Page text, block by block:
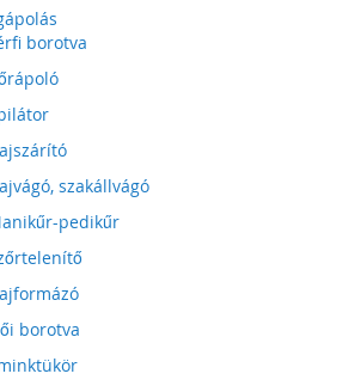
borotva
szakállvágó
pedikűr
borotva